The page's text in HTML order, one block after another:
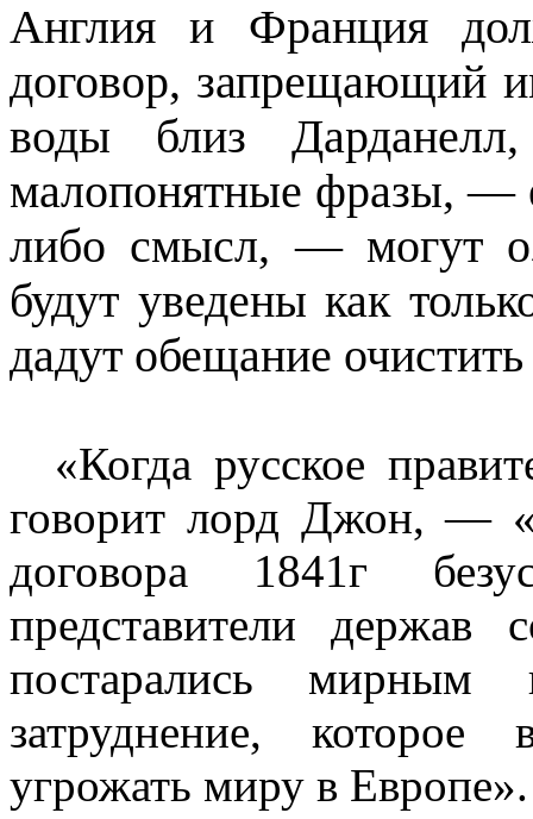
Англия и Франция
договор, запрещающий
воды близ
малопонятные фразы, —
либо смысл, — могут
будут уведены как
дадут обещание
«Когда русское
говорит лорд Джон, —
договора 1841г
представители
постарались мирным
затруднение,
угрожать миру в Европе».